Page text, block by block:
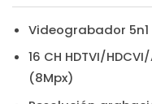
Videograbador
16 CH HDTVI/
(8Mpx)